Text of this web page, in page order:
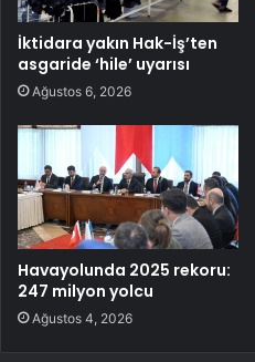
İktidara yakın Hak-İş’ten
asgaride ‘hile’ uyarısı
Ağustos 6, 2026
Havayolunda 2025 rekoru:
247 milyon yolcu
Ağustos 4, 2026